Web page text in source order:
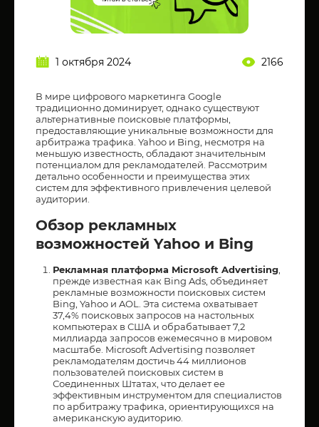
1 октября 2024 2166
В мире цифрового маркетинга Google
традиционно доминирует, однако существуют
альтернативные поисковые платформы,
предоставляющие уникальные возможности для
арбитража трафика. Yahoo и Bing, несмотря на
меньшую известность, обладают значительным
потенциалом для рекламодателей. Рассмотрим
детально особенности и преимущества этих
систем для эффективного привлечения целевой
аудитории.
Обзор рекламных
возможностей Yahoo и Bing
Рекламная платформа Microsoft Advertising
прежде известная как Bing Ads, объединяет
рекламные возможности поисковых систем
Bing, Yahoo и AOL. Эта система охватывает
37,4% поисковых запросов на настольных
компьютерах в США и обрабатывает 7,2
миллиарда запросов ежемесячно в мировом
масштабе. Microsoft Advertising позволяет
рекламодателям достичь 44 миллионов
пользователей поисковых систем в
Соединенных Штатах, что делает ее
эффективным инструментом для специалистов
по арбитражу трафика, ориентирующихся на
американскую аудиторию.